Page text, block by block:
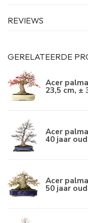
REVIEWS
GERELATEERDE
Acer
23,5 cm, ±
Acer
40 jaar oud
Acer
50 jaar oud